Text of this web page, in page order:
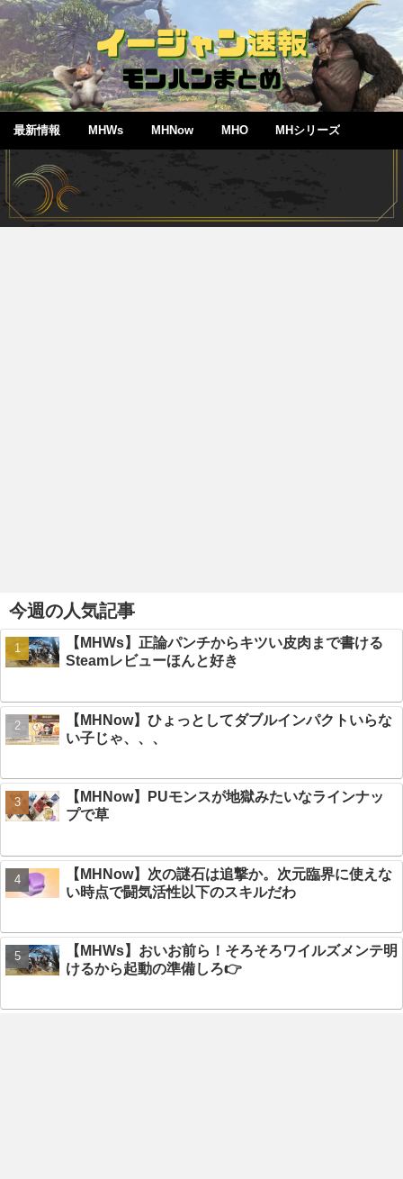
最新情報 MHWs MHNow MHO MHシリーズ
今週の人気記事
【MHWs】正論パンチからキツい皮肉まで書ける
Steamレビューほんと好き
【MHNow】ひょっとしてダブルインパクトいらな
い子じゃ、、、
【MHNow】PUモンスが地獄みたいなラインナッ
プで草
【MHNow】次の謎石は追撃か。次元臨界に使えな
い時点で闘気活性以下のスキルだわ
【MHWs】おいお前ら！そろそろワイルズメンテ明
けるから起動の準備しろ👉